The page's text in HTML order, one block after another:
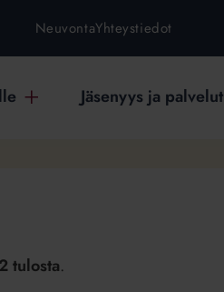
NeuvontaYhteystiedot
Jäsenyys ja palvelut
tulosta.